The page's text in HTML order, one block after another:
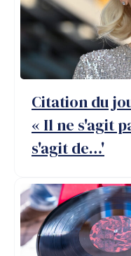
Citation du
« Il ne s'agit
s'agit de…'